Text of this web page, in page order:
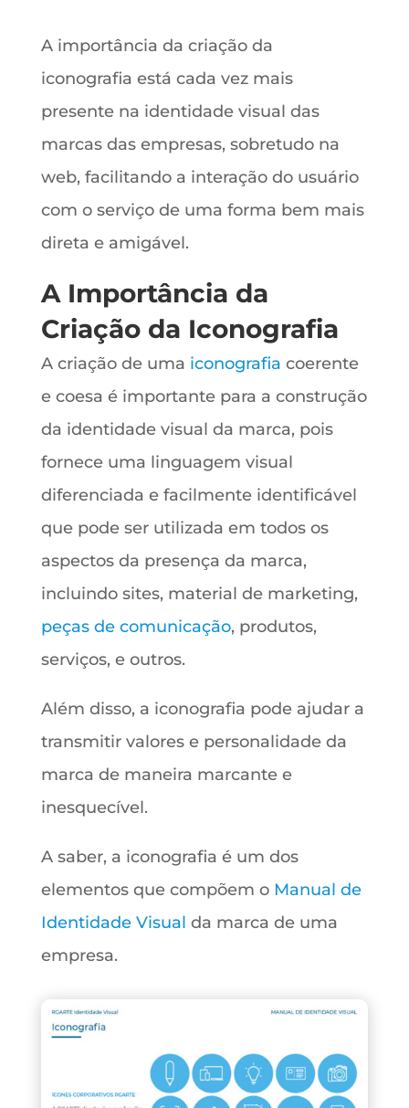
A importância da criação da
iconografia está cada vez mais
presente na identidade visual das
marcas das empresas, sobretudo na
web, facilitando a interação do usuário
com o serviço de uma forma bem mais
direta e amigável.
A Importância da
Criação da Iconografia
A criação de uma iconografia coerente
e coesa é importante para a construção
da identidade visual da marca, pois
fornece uma linguagem visual
diferenciada e facilmente identificável
que pode ser utilizada em todos os
aspectos da presença da marca,
incluindo sites, material de marketing,
peças de comunicação, produtos,
serviços, e outros.
Além disso, a iconografia pode ajudar a
transmitir valores e personalidade da
marca de maneira marcante e
inesquecível.
A saber, a iconografia é um dos
elementos que compõem o Manual de
Identidade Visual da marca de uma
empresa.